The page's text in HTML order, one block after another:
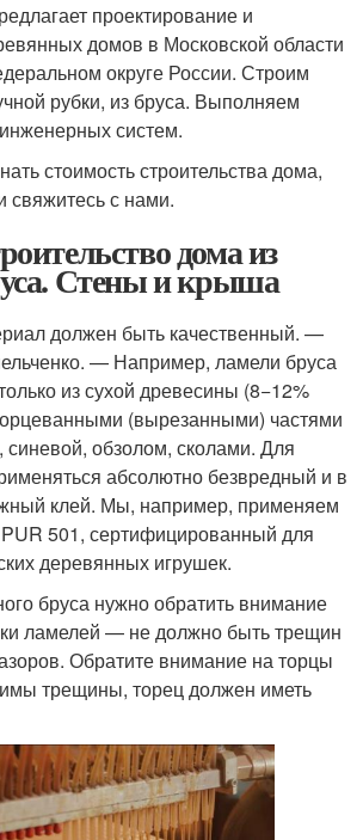
проектирование и
домов в Московской области
округе России. Строим
рубки, из бруса. Выполняем
систем.
стоимость строительства дома,
свяжитесь с нами.
дома из
Стены и крыша
должен быть качественный. —
— Например, ламели бруса
из сухой древесины (8−12%
(вырезанными) частями
синевой, обзолом, сколами. Для
абсолютно безвредный и в
клей. Мы, например, применяем
501, сертифицированный для
деревянных игрушек.
бруса нужно обратить внимание
ламелей — не должно быть трещин
Обратите внимание на торцы
трещины, торец должен иметь